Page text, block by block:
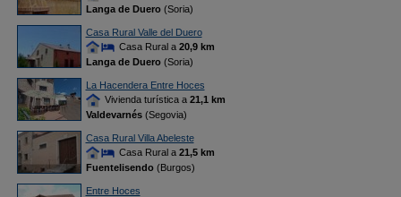
Langa de Duero(Soria)
Casa Rural Valle del Duero
Casa Rural a 20,9 km
Langa de Duero(Soria)
La Hacendera Entre Hoces
Vivienda turística a 21,1 km
Valdevarnés(Segovia)
Casa Rural Villa Abeleste
Casa Rural a 21,5 km
Fuentelisendo(Burgos)
Entre Hoces